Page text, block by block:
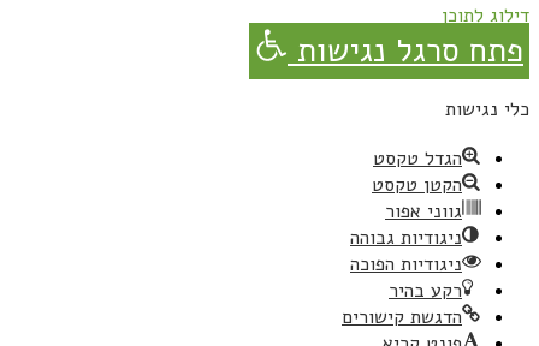
דילוג לתוכן
פתח סרגל נגישות
כלי נגישות
הגדל טקסט
הקטן טקסט
גווני אפור
ניגודיות גבוהה
ניגודיות הפוכה
רקע בהיר
הדגשת קישורים